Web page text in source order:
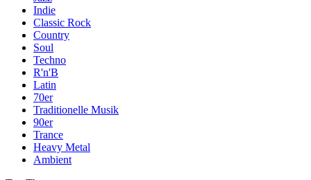
Indie
Classic Rock
Country
Soul
Techno
R'n'B
Latin
70er
Traditionelle Musik
90er
Trance
Heavy Metal
Ambient